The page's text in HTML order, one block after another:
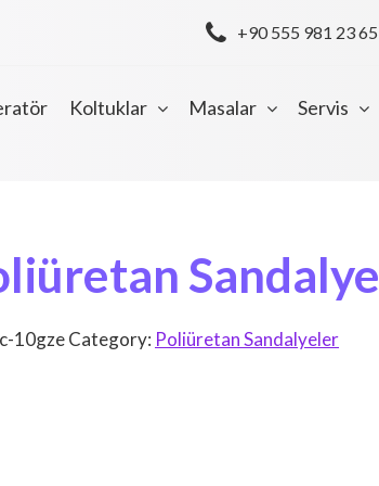
+90 555 981 23 65
Koltuklar Masalar Servis
Sandalye
c-10gzeCategory: Poliüretan Sandalyeler